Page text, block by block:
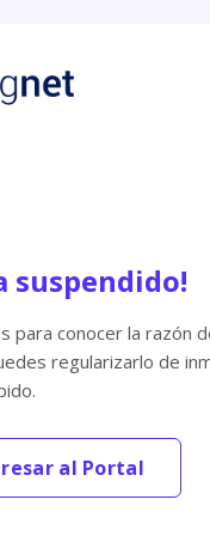
suspendido!
para conocer la razón
regularizarlo de
al Portal